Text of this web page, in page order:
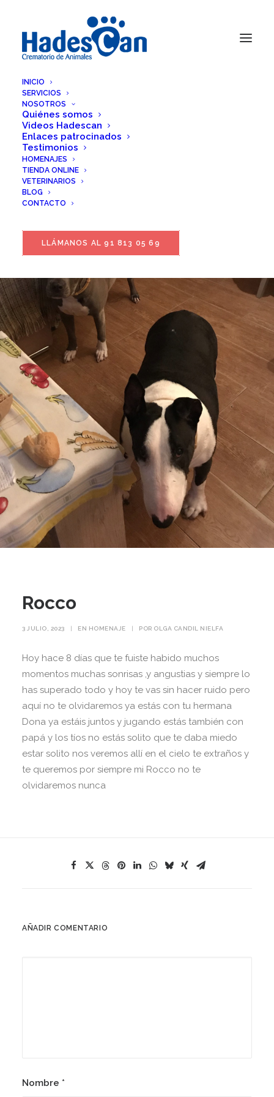
INICIO
SERVICIOS
NOSOTROS
Quiénes somos
Videos Hadescan
Enlaces patrocinados
Testimonios
HOMENAJES
TIENDA ONLINE
VETERINARIOS
BLOG
CONTACTO
LLÁMANOS AL 91 813 05 69
Rocco
3 JULIO, 2023 | EN HOMENAJE | POR OLGA CANDIL NIELFA
Hoy hace 8 días que te fuiste habido muchos
momentos muchas sonrisas ,y angustias y siempre lo
has superado todo y hoy te vas sin hacer ruido pero
aquí no te olvidaremos ya estás con tu hermana
Dona ya estáis juntos y jugando estás también con
papá y los tíos no estás solito que te daba miedo
estar solito nos veremos allí en el cielo te extraños y
te queremos por siempre mi Rocco no te
olvidaremos nunca
AÑADIR COMENTARIO
Nombre *